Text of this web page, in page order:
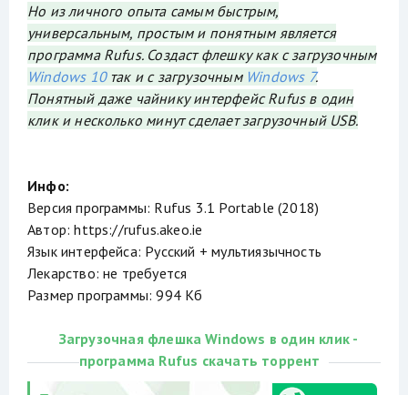
Но из личного опыта самым быстрым,
универсальным, простым и понятным является
программа Rufus. Создаст флешку как с загрузочным
Windows 10так и с загрузочным Windows 7.
Понятный даже чайнику интерфейс Rufus в один
клик и несколько минут сделает загрузочный USB.
Инфо:
Версия программы: Rufus 3.1 Portable (2018)
Автор: https://rufus.akeo.ie
Язык интерфейса: Русский + мультиязычность
Лекарство: не требуется
Размер программы: 994 Кб
Загрузочная флешка Windows в один клик -
программа Rufus скачать торрент